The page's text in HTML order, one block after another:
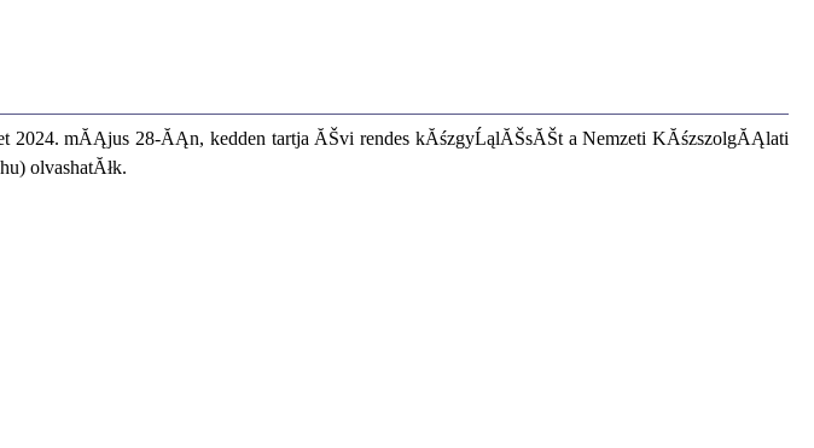
2024. mĂĄjus 28-ĂĄn, kedden tartja ĂŠvi rendes kĂśzgyĹąlĂŠsĂŠt a Nemzeti KĂśzszolgĂĄlati
olvashatĂłk.